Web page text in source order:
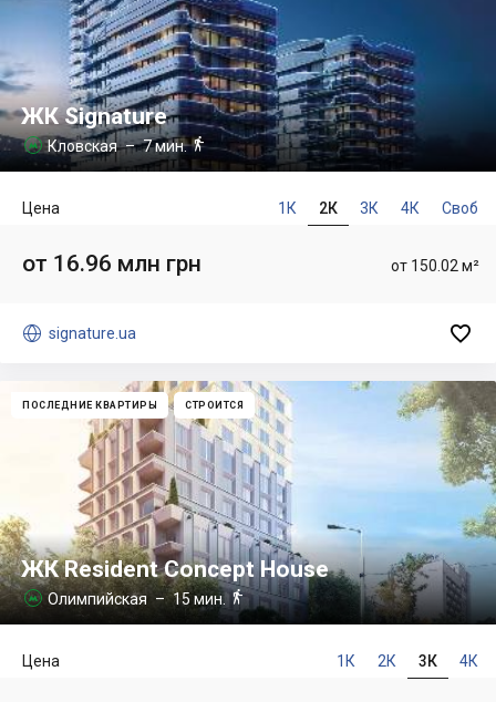
ЖК Signature
 Кловская– 7 мин.
1К 2К 3К 4К Своб
Цена
от 150.02 м²
от 16.96 млн грн
 signature.ua 
ПОСЛЕДНИЕ КВАРТИРЫ СТРОИТСЯ
ЖК Resident Concept House
 Олимпийская – 15 мин. 
1К 2К 3К 4К
Цена